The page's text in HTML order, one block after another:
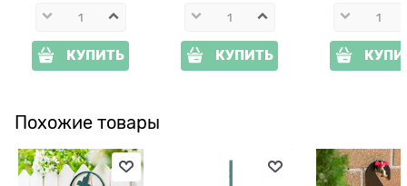
КУПИТЬ КУПИТЬ
Похожие товары